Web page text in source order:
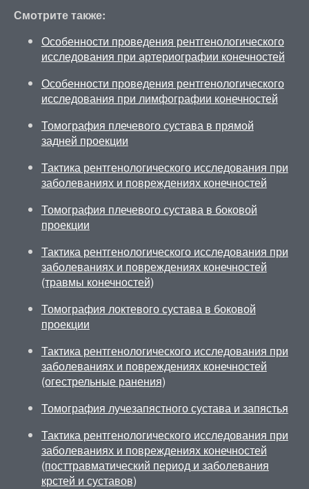
Смотрите также:
Особенности проведения рентгенологического
исследования при артериографии конечностей
Особенности проведения рентгенологического
исследования при лимфографии конечностей
Томография плечевого сустава в прямой
задней проекции
Тактика рентгенологического исследования при
заболеваниях и повреждениях конечностей
Томография плечевого сустава в боковой
проекции
Тактика рентгенологического исследования при
заболеваниях и повреждениях конечностей
(травмы конечностей)
Томография локтевого сустава в боковой
проекции
Тактика рентгенологического исследования при
заболеваниях и повреждениях конечностей
(огестрельные ранения)
Томография лучезапястного сустава и запястья
Тактика рентгенологического исследования при
заболеваниях и повреждениях конечностей
(посттравматический период и заболевания
крстей и суставов)